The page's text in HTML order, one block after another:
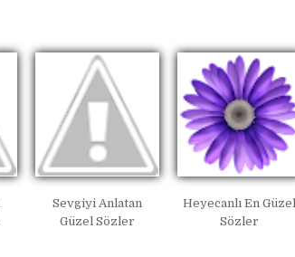
Sevgiyi Anlatan
Güzel Sözler
Heyecanlı En Güzel
Sözler